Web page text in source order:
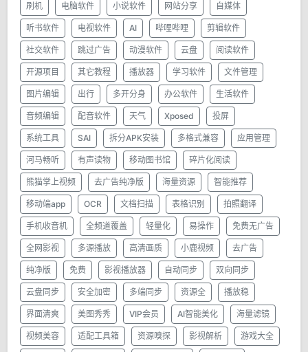
刷机 电脑软件 小说软件 网站分享 自媒体
听书软件 电视软件 AI 哔哩哔哩 剪辑软件
社交软件 跳过广告 动漫软件 云盘 阅读软件
开源项目 其它教程 播放器 学习软件 文件管理
图片编辑 出行 多开分身 办公软件 生活软件
音频编辑 配音软件 天气 Xposed 投屏
系统工具 SAI 拆分APK安装 多格式兼容 应用管理
河马畅听 有声读物 移动图书馆 碎片化阅读
熊猫掌上视频 去广告纯净版 海量资源 智能推荐
移动端app OCR 文档扫描 表格识别 拍照翻译
手机收音机 全频道覆盖 轻量化 易操作 免费无广告
全网影视 多源播放 高清画质 小鹿视频 去广告
纯净版 免费 影视播放器 自动同步 双向同步
云盘同步 安全加密 多端同步 资源全 播放稳
界面清爽 美图秀秀 VIP会员 AI智能美化 海量滤镜
视频美容 适配工具箱 资源嗅探 影视解析 游戏大全